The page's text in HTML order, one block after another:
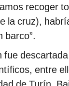
recoger
la cruz),
barco”.
fue
entre